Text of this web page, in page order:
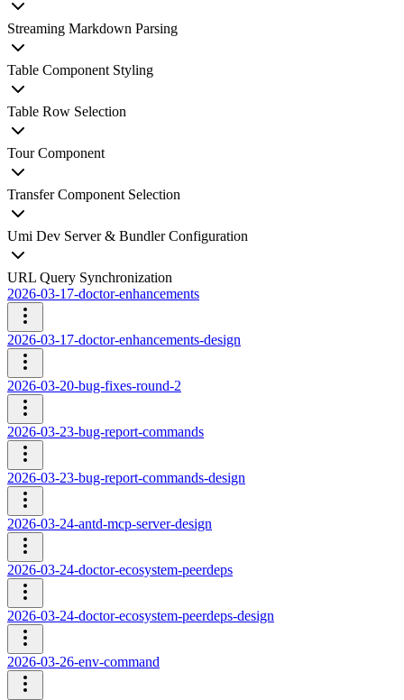
Streaming Markdown Parsing
Table Component Styling
Table Row Selection
Tour Component
Transfer Component Selection
Umi Dev Server & Bundler Configuration
URL Query Synchronization
2026-03-17-doctor-enhancements
2026-03-17-doctor-enhancements-design
2026-03-20-bug-fixes-round-2
2026-03-23-bug-report-commands
2026-03-23-bug-report-commands-design
2026-03-24-antd-mcp-server-design
2026-03-24-doctor-ecosystem-peerdeps
2026-03-24-doctor-ecosystem-peerdeps-design
2026-03-26-env-command